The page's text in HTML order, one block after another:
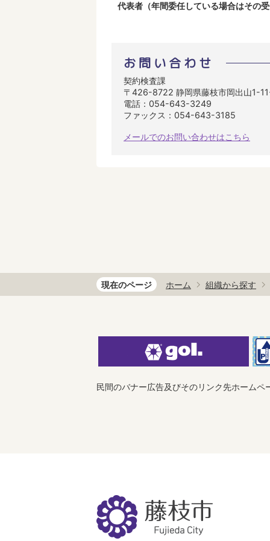
代表者（年間委任している場合はその
お問い合わせ
契約検査課
〒426-8722 静岡県藤枝市岡出山1-
電話：054-643-3249
ファックス：054-643-3185
メールでのお問い合わせはこちら
現在のページ ホーム 組織から探す
民間のバナー広告及びそのリンク先ホーム
藤
枝
市
Fujieda